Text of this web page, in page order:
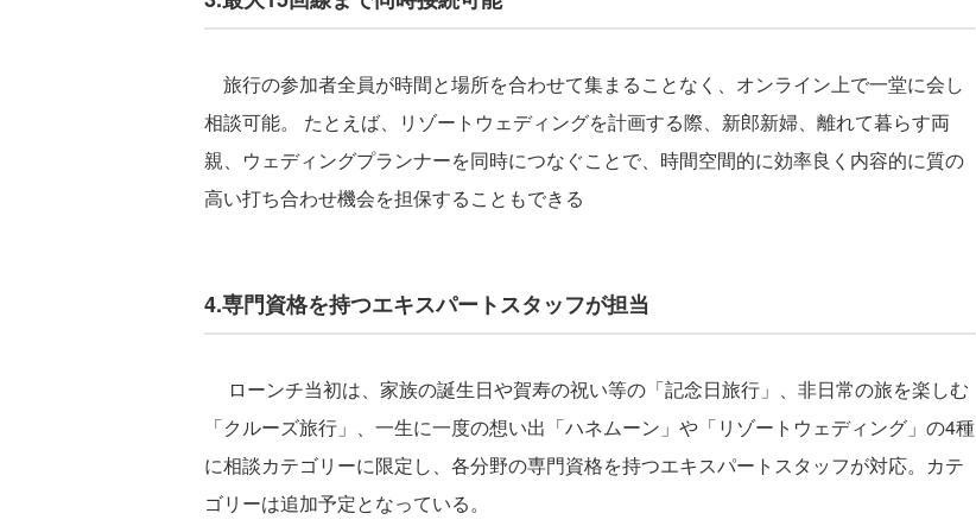
旅行の参加者全員が時間と場所を合わせて集まることなく、オンライン上で一堂に会し
相談可能。 たとえば、リゾートウェディングを計画する際、新郎新婦、離れて暮らす両
親、ウェディングプランナーを同時につなぐことで、時間空間的に効率良く内容的に質の
高い打ち合わせ機会を担保することもできる
4.専門資格を持つエキスパートスタッフが担当
ローンチ当初は、家族の誕生日や賀寿の祝い等の「記念日旅行」、非日常の旅を楽しむ
「クルーズ旅行」、一生に一度の想い出「ハネムーン」や「リゾートウェディング」の4種
に相談カテゴリーに限定し、各分野の専門資格を持つエキスパートスタッフが対応。カテ
ゴリーは追加予定となっている。